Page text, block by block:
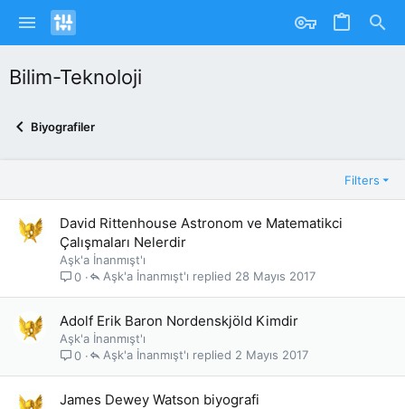
Bilim-Teknoloji
Biyografiler
Filters
David Rittenhouse Astronom ve Matematikci
Çalışmaları Nelerdir
Aşk'a İnanmışt'ı
0
28 Mayıs 2017
Aşk'a İnanmışt'ı
Adolf Erik Baron Nordenskjöld Kimdir
Aşk'a İnanmışt'ı
0
2 Mayıs 2017
Aşk'a İnanmışt'ı
James Dewey Watson biyografi